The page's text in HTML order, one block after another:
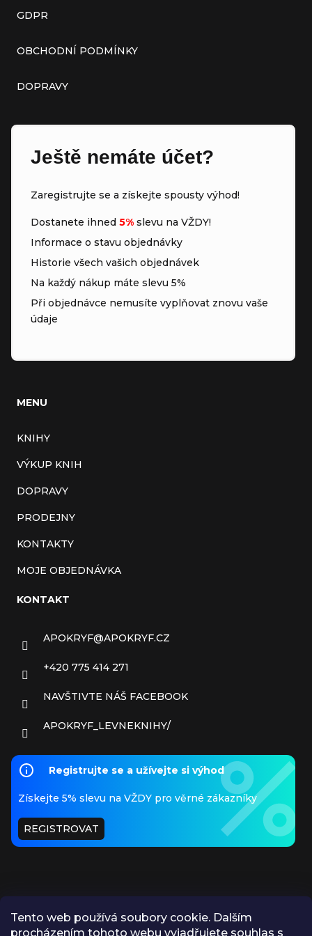
Tento web používá soubory cookie. Dalším
procházením tohoto webu vyjadřujete souhlas s
GDPR
OBCHODNÍ PODMÍNKY
DOPRAVY
Ještě nemáte účet?
Zaregistrujte se a získejte spousty výhod!
Dostanete ihned 5% slevu na VŽDY!
Informace o stavu objednávky
Historie všech vašich objednávek
Na každý nákup máte slevu 5%
Při objednávce nemusíte vyplňovat znovu vaše
údaje
MENU
KNIHY
VÝKUP KNIH
DOPRAVY
PRODEJNY
KONTAKTY
MOJE OBJEDNÁVKA
KONTAKT
APOKRYF@APOKRYF.CZ
+420 775 414 271
NAVŠTIVTE NÁŠ FACEBOOK
APOKRYF_LEVNEKNIHY/
Registrujte se a užívejte si výhod
Získejte 5% slevu na VŽDY pro věrné zákazníky
REGISTROVAT